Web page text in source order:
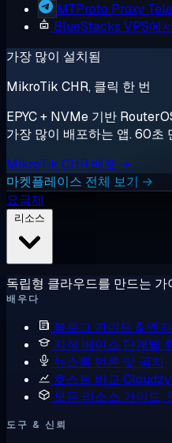
MTProto Proxy
BlueStacks VPS에
가장 많이 설치됨
MikroTik CHR, 클릭 한 번
EPYC + NVMe 기반
가장 많이 배포하는 앱. 60초
MikroTik CHR 배포 →
마켓플레이스 전체 보기 →
요금제
독립형 클라우드를 만드는 가
배우다
블로그 가이드 & 엔
지식 베이스 단계별
뉴스룸 언론 및 공지
호스트 비교
모든 리소스 가이드,
도구 & 신뢰